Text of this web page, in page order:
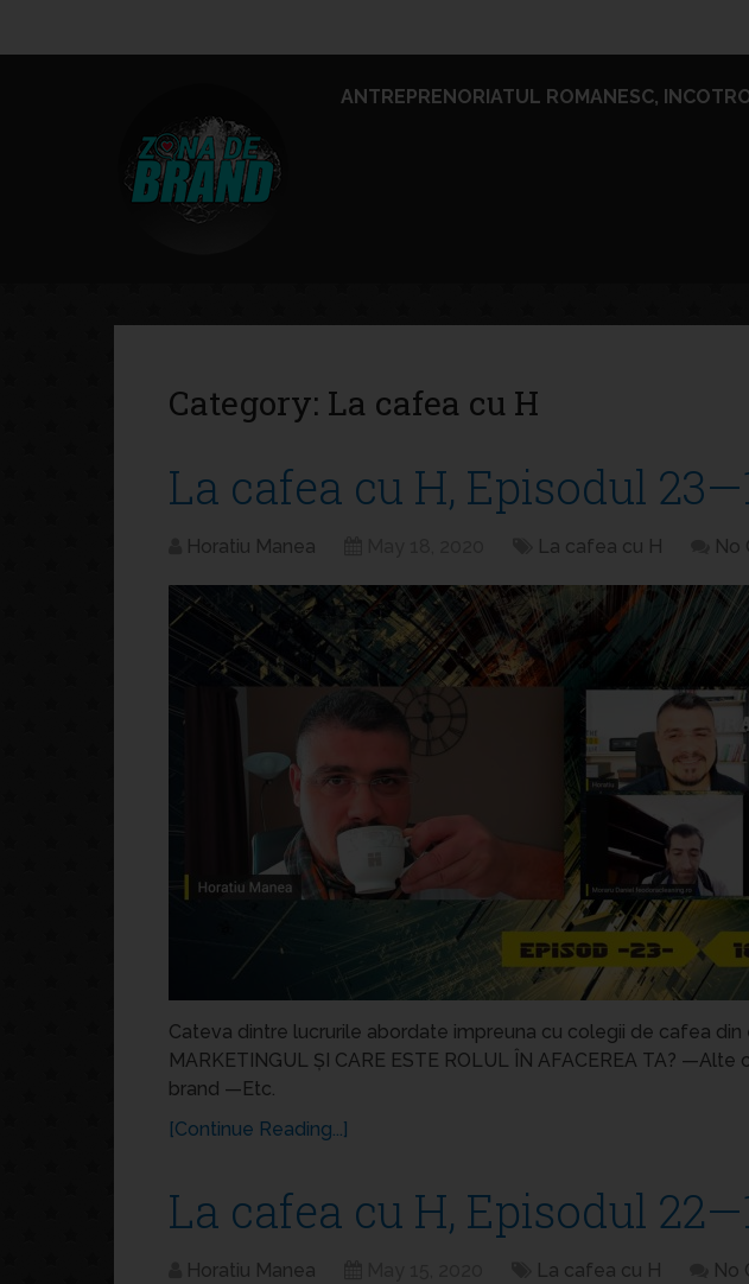
ANTREPRENORIATUL ROMANESC,
Category: La cafea cu H
La cafea cu H, Episodul
Horatiu Manea La cafea cu H No
Cateva dintre lucrurile abordate impreuna cu colegii de cafea din
MARKETINGUL ȘI CARE ESTE ROLUL ÎN AFACEREA TA?
brand —Etc.
[Continue Reading...]
La cafea cu H, Episodul
Horatiu Manea La cafea cu H No